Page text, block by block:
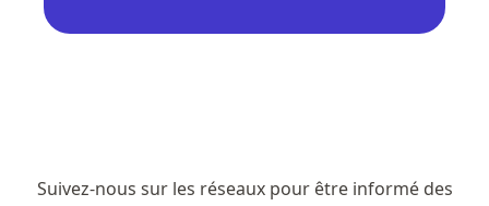
Suivez-nous sur les réseaux pour être informé des